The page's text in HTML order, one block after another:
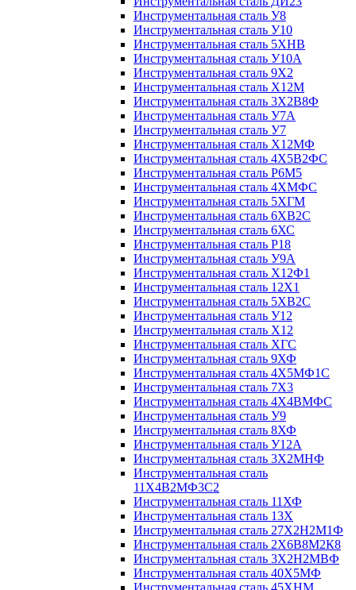
Инструментальная сталь У8
Инструментальная сталь У10
Инструментальная сталь 5ХНВ
Инструментальная сталь У10А
Инструментальная сталь 9Х2
Инструментальная сталь Х12М
Инструментальная сталь 3Х2В8Ф
Инструментальная сталь У7А
Инструментальная сталь У7
Инструментальная сталь Х12МФ
Инструментальная сталь 4Х5В2ФС
Инструментальная сталь Р6М5
Инструментальная сталь 4ХМФС
Инструментальная сталь 5ХГМ
Инструментальная сталь 6ХВ2С
Инструментальная сталь 6ХС
Инструментальная сталь Р18
Инструментальная сталь У9А
Инструментальная сталь Х12Ф1
Инструментальная сталь 12Х1
Инструментальная сталь 5ХВ2С
Инструментальная сталь У12
Инструментальная сталь Х12
Инструментальная сталь ХГС
Инструментальная сталь 9ХФ
Инструментальная сталь 4Х5МФ1С
Инструментальная сталь 7Х3
Инструментальная сталь 4Х4ВМФС
Инструментальная сталь У9
Инструментальная сталь 8ХФ
Инструментальная сталь У12А
Инструментальная сталь 3Х2МНФ
Инструментальная сталь
11Х4В2МФ3С2
Инструментальная сталь 11ХФ
Инструментальная сталь 13Х
Инструментальная сталь 27Х2Н2М1Ф
Инструментальная сталь 2Х6В8М2К8
Инструментальная сталь 3Х2Н2МВФ
Инструментальная сталь 40Х5МФ
Инструментальная сталь 45ХНМ